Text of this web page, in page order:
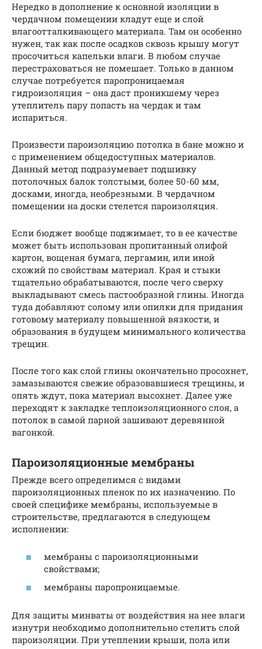
Нередко в дополнение к основной изоляции в
чердачном помещении кладут еще и слой
влагоотталкивающего материала. Там он особенно
нужен, так как после осадков сквозь крышу могут
просочиться капельки влаги. В любом случае
перестраховаться не помешает. Только в данном
случае потребуется паропроницаемая
гидроизоляция – она даст проникшему через
утеплитель пару попасть на чердак и там
испариться.
Произвести пароизоляцию потолка в бане можно и
с применением общедоступных материалов.
Данный метод подразумевает подшивку
потолочных балок толстыми, более 50-60 мм,
досками, иногда, необрезными. В чердачном
помещении на доски стелется пароизоляция.
Если бюджет вообще поджимает, то в ее качестве
может быть использован пропитанный олифой
картон, вощеная бумага, пергамин, или иной
схожий по свойствам материал. Края и стыки
тщательно обрабатываются, после чего сверху
выкладывают смесь пастообразной глины. Иногда
туда добавляют солому или опилки для придания
готовому материалу повышенной вязкости, и
образования в будущем минимального количества
трещин.
После того как слой глины окончательно просохнет,
замазываются свежие образовавшиеся трещины, и
опять ждут, пока материал высохнет. Далее уже
переходят к закладке теплоизоляционного слоя, а
потолок в самой парной зашивают деревянной
вагонкой.
Пароизоляционные мембраны
Прежде всего определимся с видами
пароизоляционных пленок по их назначению. По
своей специфике мембраны, используемые в
строительстве, предлагаются в следующем
исполнении:
мембраны с пароизоляционными
свойствами;
мембраны паропроницаемые.
Для защиты минваты от воздействия на нее влаги
изнутри необходимо дополнительно стелить слой
пароизоляции. При утеплении крыши, пола или